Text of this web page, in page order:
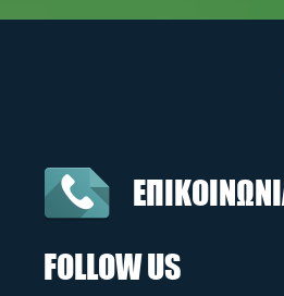
FOLLOW US